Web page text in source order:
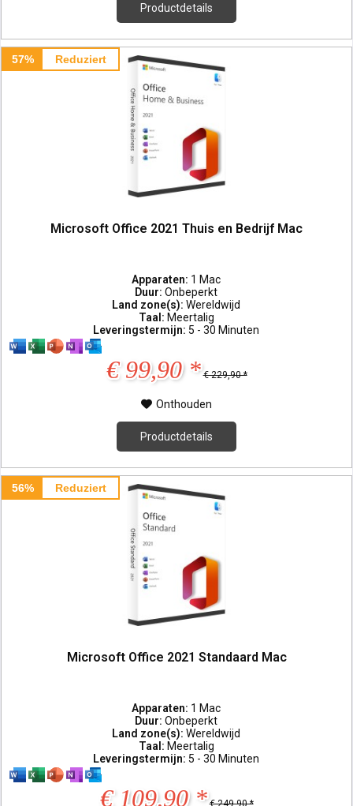
Productdetails
57% Reduziert
Microsoft Office 2021 Thuis en Bedrijf Mac
Apparaten: 1 Mac
Duur:Onbeperkt
Land zone(s):Wereldwijd
Taal: Meertalig
Leveringstermijn: 5 - 30 Minuten
€ 99,90 * € 229,90 *
Onthouden
Productdetails
56% Reduziert
Microsoft Office 2021 Standaard Mac
Apparaten: 1 Mac
Duur:Onbeperkt
Land zone(s):Wereldwijd
Taal: Meertalig
Leveringstermijn: 5 - 30 Minuten
€ 109,90 * € 249,90 *